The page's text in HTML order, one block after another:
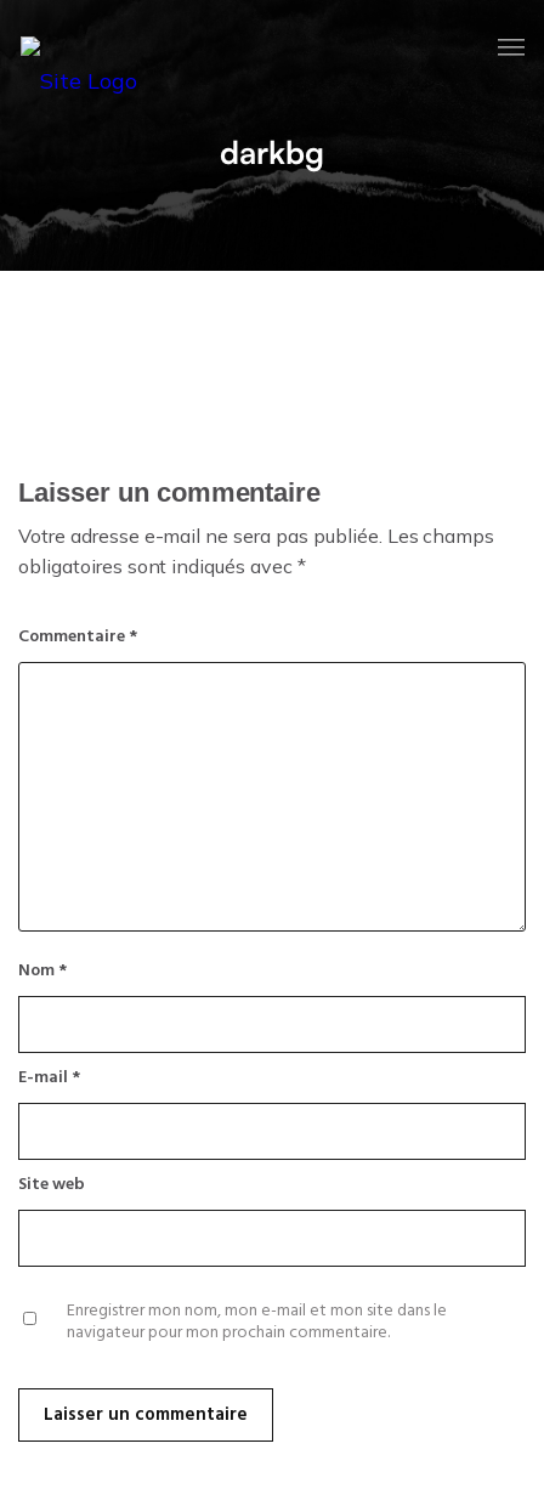
darkbg
Laisser un commentaire
Votre adresse e-mail ne sera pas publiée. Les champs
obligatoires sont indiqués avec *
Commentaire*
Nom*
E-mail *
Site web
Enregistrer mon nom, mon e-mail et mon site dans le
navigateur pour mon prochain commentaire.